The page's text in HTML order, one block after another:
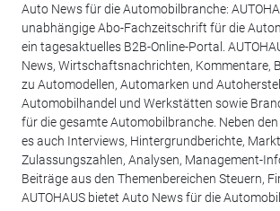
Auto News für die Automobilbranche:
unabhängige Abo-Fachzeitschrift für die
ein tagesaktuelles B2B-Online-Portal.
News, Wirtschaftsnachrichten, Kommentare,
zu Automodellen, Automarken und
Automobilhandel und Werkstätten sowie
für die gesamte Automobilbranche. Neben
es auch Interviews, Hintergrundberichte,
Zulassungszahlen, Analysen, Management-
Beiträge aus den Themenbereichen Steuern,
AUTOHAUS bietet Auto News für die